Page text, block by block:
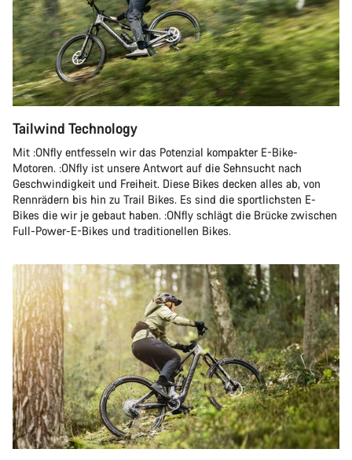
Tailwind Technology
Mit :ONfly entfesseln wir das Potenzial kompakter E-Bike-
Motoren. :ONfly ist unsere Antwort auf die Sehnsucht nach
Geschwindigkeit und Freiheit. Diese Bikes decken alles ab, von
Rennrädern bis hin zu Trail Bikes. Es sind die sportlichsten E-
Bikes die wir je gebaut haben. :ONfly schlägt die Brücke zwischen
Full-Power-E-Bikes und traditionellen Bikes.